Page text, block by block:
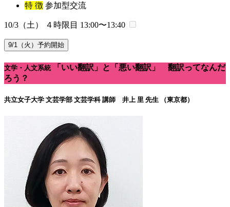
特 徴 参加型交流
10/3（土） ４時限目 13:00〜13:40
9/1（火）予約開始
文学・人文系統
「いい翻訳」と「悪い翻訳」 翻訳ってなんだ
ろう？
共立女子大学 文芸学部 文芸学科 講師 井上 里 先生 （東京都）